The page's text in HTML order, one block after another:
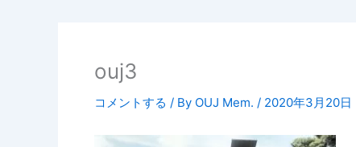
ouj3
コメントする / By OUJ Mem. / 2020年3月20日